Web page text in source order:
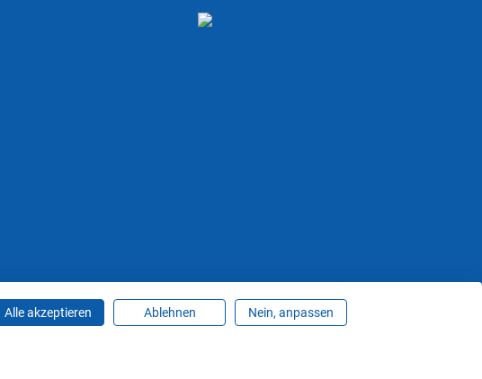
Einstellungen ändern
Alle akzeptieren Ablehnen Nein, anpassen